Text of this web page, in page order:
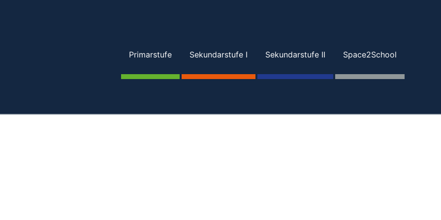
Primarstufe Sekundarstufe I Sekundarstufe II Space2School